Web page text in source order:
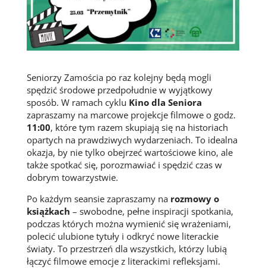
Seniorzy Zamościa po raz kolejny będą mogli
spędzić środowe przedpołudnie w wyjątkowy
sposób. W ramach cyklu Kino dla Seniora
zapraszamy na marcowe projekcje filmowe o godz.
11:00, które tym razem skupiają się na historiach
opartych na prawdziwych wydarzeniach. To idealna
okazja, by nie tylko obejrzeć wartościowe kino, ale
także spotkać się, porozmawiać i spędzić czas w
dobrym towarzystwie.
Po każdym seansie zapraszamy na rozmowy o
książkach – swobodne, pełne inspiracji spotkania,
podczas których można wymienić się wrażeniami,
polecić ulubione tytuły i odkryć nowe literackie
światy. To przestrzeń dla wszystkich, którzy lubią
łączyć filmowe emocje z literackimi refleksjami.